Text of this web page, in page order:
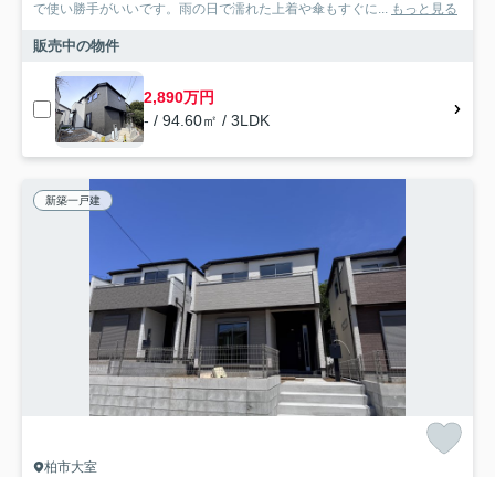
で使い勝手がいいです。雨の日で濡れた上着や傘もすぐに... もっと見る
販売中の物件
2,890万円
- / 94.60㎡ / 3LDK
新築一戸建
柏市大室